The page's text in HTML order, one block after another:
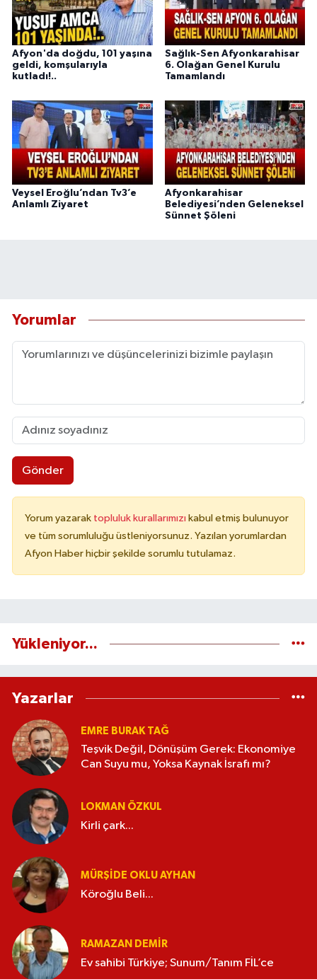
Afyon'da doğdu, 101 yaşına
geldi, komşularıyla
kutladı!..
Sağlık-Sen Afyonkarahisar
6. Olağan Genel Kurulu
Tamamlandı
Veysel Eroğlu’ndan Tv3’e
Anlamlı Ziyaret
Afyonkarahisar
Belediyesi’nden Geleneksel
Sünnet Şöleni
Yorumlar
Gönder
Yorum yazarak topluluk kurallarımızı kabul etmiş bulunuyor
ve tüm sorumluluğu üstleniyorsunuz. Yazılan yorumlardan
Afyon Haber hiçbir şekilde sorumlu tutulamaz.
Yükleniyor...
Yazarlar
EMRE BURAK TAĞ
Teşvik Değil, Dönüşüm Gerek: Ekonomiye
Can Suyu mu, Yoksa Kaynak İsrafı mı?
LOKMAN ÖZKUL
Kirli çark...
MÜRŞIDE OKLU AYHAN
Köroğlu Beli...
RAMAZAN DEMİR
Ev sahibi Türkiye; Sunum/Tanım FİL’ce